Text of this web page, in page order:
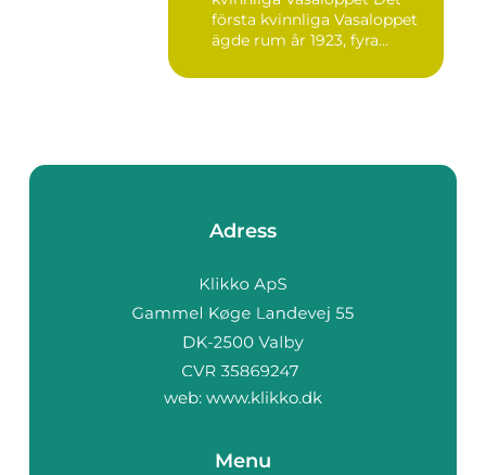
första kvinnliga Vasaloppet
ägde rum år 1923, fyra...
Adress
web: www.klikko.dk
Menu